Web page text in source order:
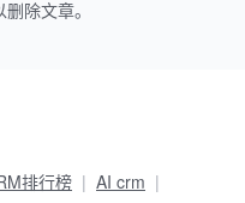
除文章。
排行榜
AI crm